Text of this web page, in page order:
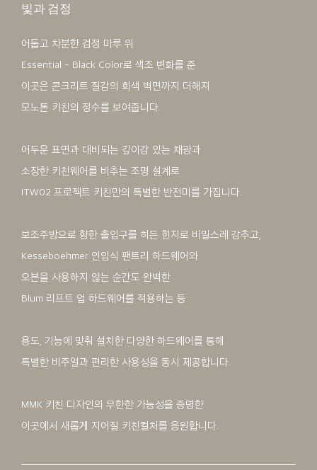
빛과 검정
어둡고 차분한 검정 마루 위
Essential - Black Color로 색조 변화를 준
이곳은 콘크리트 질감의 회색 벽면까지 더해져
모노톤 키친의 정수를 보여줍니다.
어두운 표면과 대비되는 깊이감 있는 채광과
소장한 키친웨어를 비추는 조명 설계로
ITW02 프로젝트 키친만의 특별한 반전미를 가집니다.
보조주방으로 향한 출입구를 히든 힌지로 비밀스레 감추고,
Kesseboehmer 인입식 팬트리 하드웨어와
오븐을 사용하지 않는 순간도 완벽한
Blum 리프트 업 하드웨어를 적용하는 등
용도, 기능에 맞춰 설치한 다양한 하드웨어를 통해
특별한 비주얼과 편리한 사용성을 동시 제공합니다.
MMK 키친 디자인의 무한한 가능성을 증명한
이곳에서 새롭게 지어질 키친컬처를 응원합니다.